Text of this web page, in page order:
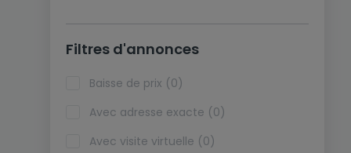
Ascenseur (0)
Viager (0)
Biens de vacances (0)
Filtres d'annonces
Baisse de prix (0)
Avec adresse exacte (0)
Avec visite virtuelle (0)